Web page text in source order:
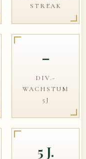
STREAK
–
DIV.-
WACHSTUM
5J
5 J.